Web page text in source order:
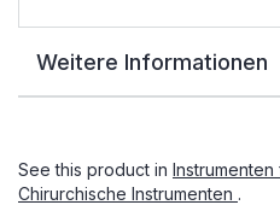
Weitere Informationen
See this product in
Chirurchische Instrumenten .